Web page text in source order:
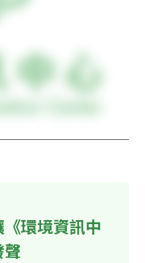
環境資訊中